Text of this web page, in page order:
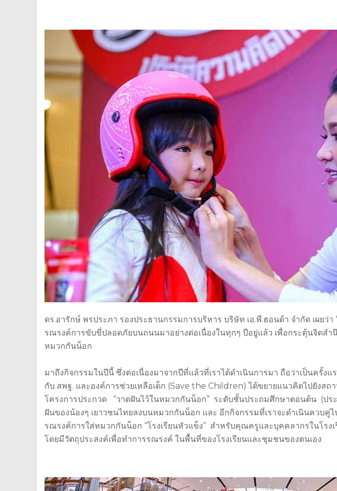
ดร.อารักษ์ พรประภา รองประธานกรรมการบริหาร บริษัท เอ.พี.ฮอนด้า จำกัด เผยว่า
รณรงค์การขับขี่ปลอดภัยบนถนนมาอย่างต่อเนื่องในทุกๆ ปีอยู่แล้ว เพื่อกระตุ้นจิตส
หมวกกันน็อก
มาถึงกิจกรรมในปีนี้ ซึ่งต่อเนื่องมาจากปีที่แล้วที่เราได้ดำเนินการมา ถือว่าเป็นครั้งแ
กับ สพฐ. และองค์การช่วยเหลือเด็ก (Save the Children) ได้ขยายแนวคิดไปยังสถ
โครงการประกวด “วาดฝันไว้ในหมวกกันน็อก” ระดับชั้นประถมศึกษาตอนต้น (ประ
ฝันของน้องๆ เยาวชนไทยลงบนหมวกกันน็อก และ อีกกิจกรรมที่เราจะดำเนินควบคู่
รณรงค์การใส่หมวกกันน็อก “โรงเรียนหัวแข็ง” สำหรับคุณครูและบุคคลากรในโรง
โดยมีวัตถุประสงค์เพื่อทำการรณรงค์ ในพื้นที่ของโรงเรียนและชุมชนของตนเอง